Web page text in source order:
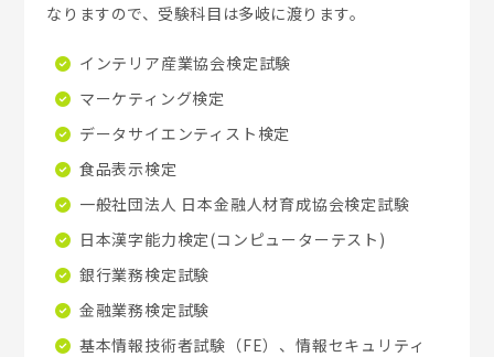
なりますので、受験科目は多岐に渡ります。
インテリア産業協会検定試験
マーケティング検定
データサイエンティスト検定
食品表示検定
一般社団法人 日本金融人材育成協会検定試験
日本漢字能力検定(コンピューターテスト)
銀行業務検定試験
金融業務検定試験
基本情報技術者試験（FE）、情報セキュリティ